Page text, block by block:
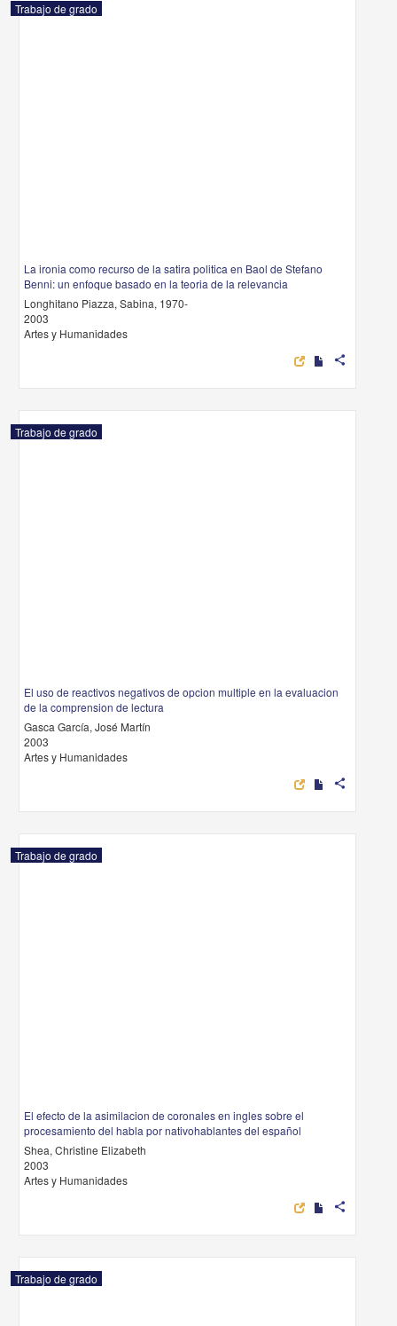
Trabajo de grado
La ironia como recurso de la satira politica en Baol de Stefano
Benni: un enfoque basado en la teoria de la relevancia
Longhitano Piazza, Sabina, 1970-
2003
Artes y Humanidades
share
Trabajo de grado
El uso de reactivos negativos de opcion multiple en la evaluacion
de la comprension de lectura
Gasca García, José Martín
2003
Artes y Humanidades
share
Trabajo de grado
El efecto de la asimilacion de coronales en ingles sobre el
procesamiento del habla por nativohablantes del español
Shea, Christine Elizabeth
2003
Artes y Humanidades
share
Trabajo de grado